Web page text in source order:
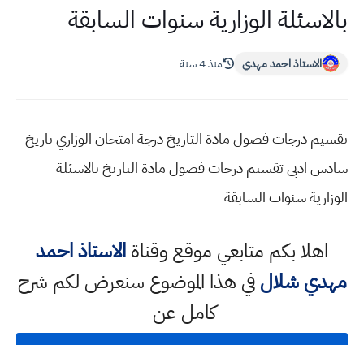
بالاسئلة الوزارية سنوات السابقة
الاستاذ احمد مهدي منذ 4 سنة
تقسيم درجات فصول مادة التاريخ درجة امتحان الوزاري تاريخ
سادس ادبي تقسيم درجات فصول مادة التاريخ بالاسئلة
الوزارية سنوات السابقة
اهلا بكم متابعي موقع وقناةالاستاذ احمد
مهدي شلالفي هذا الموضوع سنعرض لكم شرح
كامل عن